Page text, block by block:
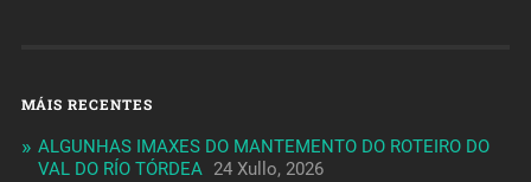
MÁIS RECENTES
ALGUNHAS IMAXES DO MANTEMENTO DO ROTEIRO DO
VAL DO RÍO TÓRDEA 24 Xullo, 2026